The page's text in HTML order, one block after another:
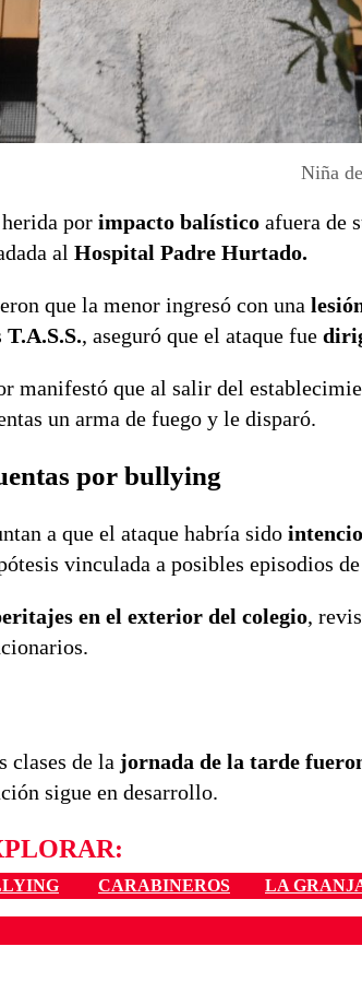
Niña
por impacto balístico afuera de
al Hospital Padre Hurtado.
que la menor ingresó con una
T.A.S.S., aseguró que el ataque fue
manifestó que al salir del
un arma de fuego y le disparó.
por bullying
a que el ataque habría sido
vinculada a posibles episodios de
en el exterior del colegio,
clases de la jornada de la tarde
sigue en desarrollo.
CARABINEROS LA